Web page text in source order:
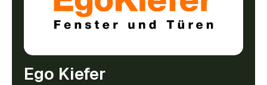
Ego Kiefer